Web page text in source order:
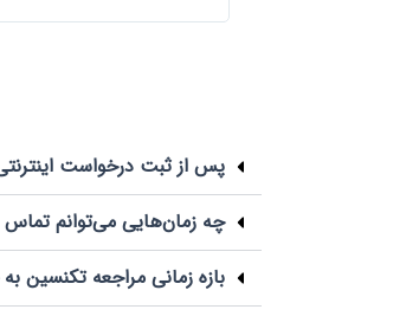
پس از ثبت درخواست
چه زمان‌هایی می‌توانم تماس
بازه زمانی مراجعه